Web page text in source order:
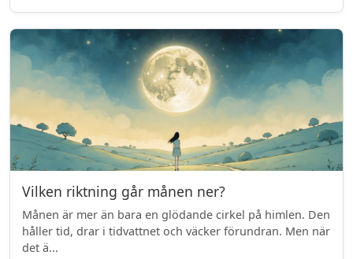
Vilken riktning går månen ner?
Månen är mer än bara en glödande cirkel på himlen. Den
håller tid, drar i tidvattnet och väcker förundran. Men när
det ä...